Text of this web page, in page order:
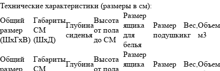
Технические характеристики (размеры в см):
Общий
размер
(ШхГхВ)
Габариты
СМ
(ШхД)
Глубина
сиденья
Высота
от пола
до СМ
Размер
ящика
для
белья
Размер
подушки
Вес,
кг
Объем
м3
Общий
размер
Габариты
СМ
Глубина
Высота
от пола
Размер
ящика
Размер
Вес,Объем